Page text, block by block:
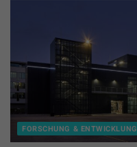
FORSCHUNG & ENTWICKLUNG